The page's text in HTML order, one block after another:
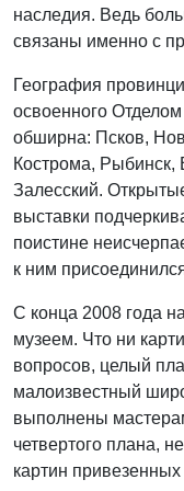
наследия. Ведь
связаны именно с
География
освоенного
обширна: Псков,
Кострома,
Залесский.
выставки
поистине
к ним
С конца 2008 года
музеем. Что ни
вопросов, целый
малоизвестный
выполнены
четвертого плана,
картин